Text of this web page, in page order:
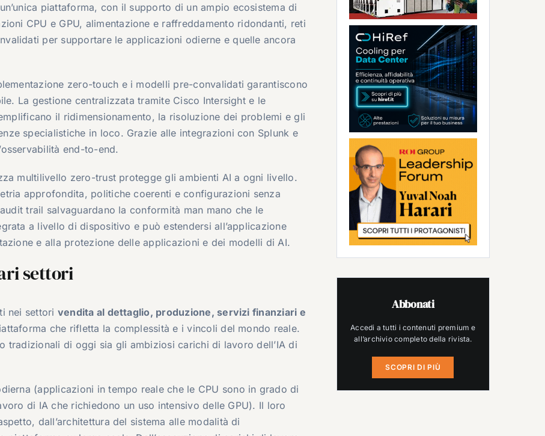
piattaforma, con il supporto di un ampio ecosistema di
CPU e GPU, alimentazione e raffreddamento ridondanti, reti
per supportare le applicazioni odierne e quelle ancora
zero-touch e i modelli pre-convalidati garantiscono
La gestione centralizzata tramite Cisco Intersight e le
il ridimensionamento, la risoluzione dei problemi e gli
specialistiche in loco. Grazie alle integrazioni con Splunk e
end-to-end.
multilivello zero-trust protegge gli ambienti AI a ogni livello.
approfondita, politiche coerenti e configurazioni senza
trail salvaguardano la conformità man mano che le
a livello di dispositivo e può estendersi all’applicazione
e alla protezione delle applicazioni e dei modelli di AI.
settori
nei settori vendita al dettaglio, produzione, servizi finanziari e
che rifletta la complessità e i vincoli del mondo reale.
tradizionali di oggi sia gli ambiziosi carichi di lavoro dell’IA di
(applicazioni in tempo reale che le CPU sono in grado di
di IA che richiedono un uso intensivo delle GPU). Il loro
dall’architettura del sistema alle modalità di
Abbonati
Accedi a tutti i contenuti premium e
all’archivio completo della rivista.
SCOPRI DI PIÙ